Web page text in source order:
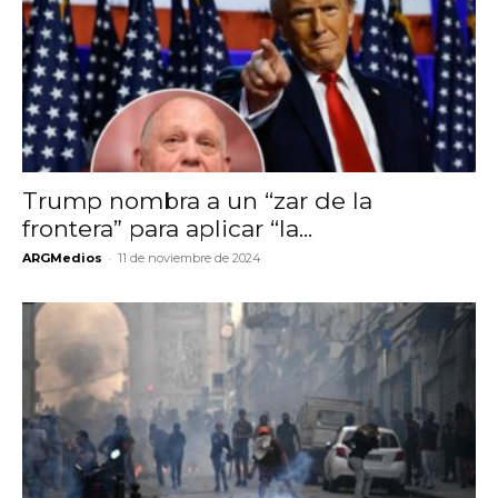
Trump nombra a un “zar de la
frontera” para aplicar “la...
ARGMedios - 11 de noviembre de 2024